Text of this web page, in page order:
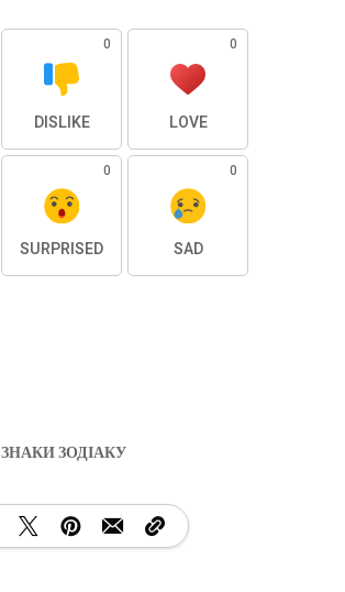
0
DISLIKE
0
LOVE
0
SURPRISED
0
SAD
ЗНАКИ ЗОДІАКУ